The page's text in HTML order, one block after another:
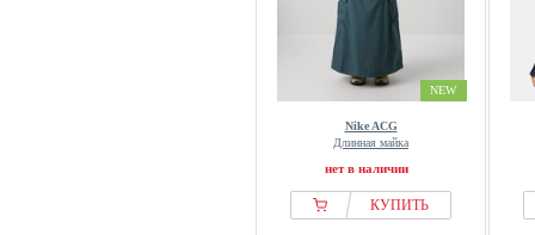
NEW
Nike ACG
Длинная майка
нет в наличии
КУПИТЬ